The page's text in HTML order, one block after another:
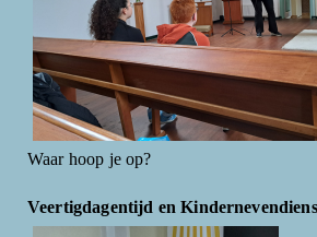
Waar hoop je op?
Veertigdagentijd en